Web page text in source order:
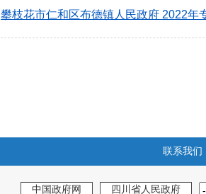
攀枝花市仁和区布德镇人民政府 2022年
联系我们
中国政府网 四川省人民政府